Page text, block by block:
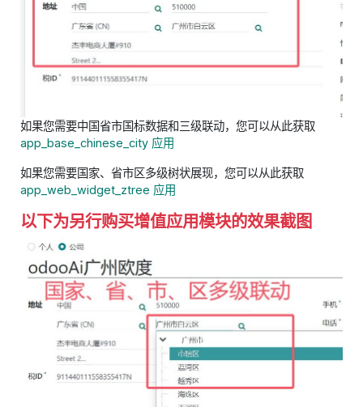
如果您需要中国省市国标数据和三级联动，您可以从此获取
app_base_chinese_city 应用
如果您需要国家、省市区多级树状展现，您可以从此获取
app_web_widget_ztree 应用
以下为另行购买增值应用模块的效果截图